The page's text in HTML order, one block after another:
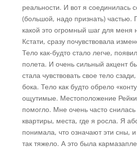
реальности. И вот я соединилась
(большой, надо признать) частью.
какой это огромный шаг для меня
Кстати, сразу почувствовала
Тело как-будто стало легче,
полета. И очень сильный акцент
стала чувствовать свое тело
бока. Тело как будто обрело
ощутимые. Местоположение
помогло. Мне очень часто
квартиры, места, где я росла. Я
понимала, что означают эти сны,
так тяжело. А это была